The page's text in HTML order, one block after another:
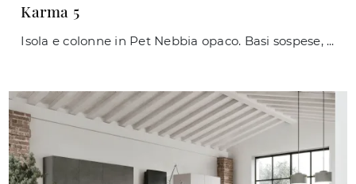
Karma 5
Isola e colonne in Pet Nebbia opaco. Basi sospese, pensili e schienale magnetico Joy Sy- stem in Termo Strutturato Rovere Corteccia. Top Neolith® ...